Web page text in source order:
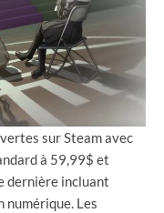
sur Steam avec
à 59,99$ et
dernière incluant
numérique. Les